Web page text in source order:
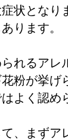
状となり
ります。
れるアレ
粉が挙げ
よく認め
、まずア